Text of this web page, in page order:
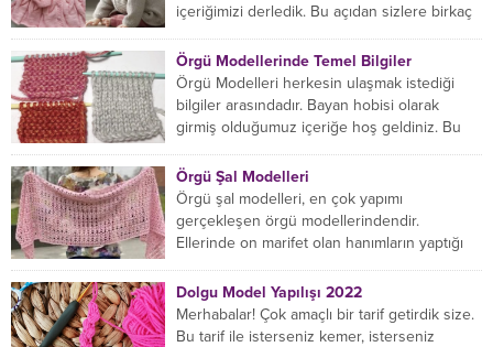
içeriğimizi derledik. Bu açıdan sizlere birkaç
Örgü Modellerinde Temel Bilgiler
Örgü Modelleri herkesin ulaşmak istediği
bilgiler arasındadır. Bayan hobisi olarak
girmiş olduğumuz içeriğe hoş geldiniz. Bu
Örgü Şal Modelleri
Örgü şal modelleri, en çok yapımı
gerçekleşen örgü modellerindendir.
Ellerinde on marifet olan hanımların yaptığı
Dolgu Model Yapılışı 2022
Merhabalar! Çok amaçlı bir tarif getirdik size.
Bu tarif ile isterseniz kemer, isterseniz